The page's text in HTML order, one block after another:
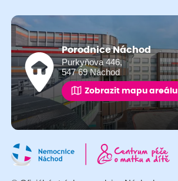
Porodnice Náchod
Purkyňova 446,
547 69 Náchod
Zobrazit mapu areálu